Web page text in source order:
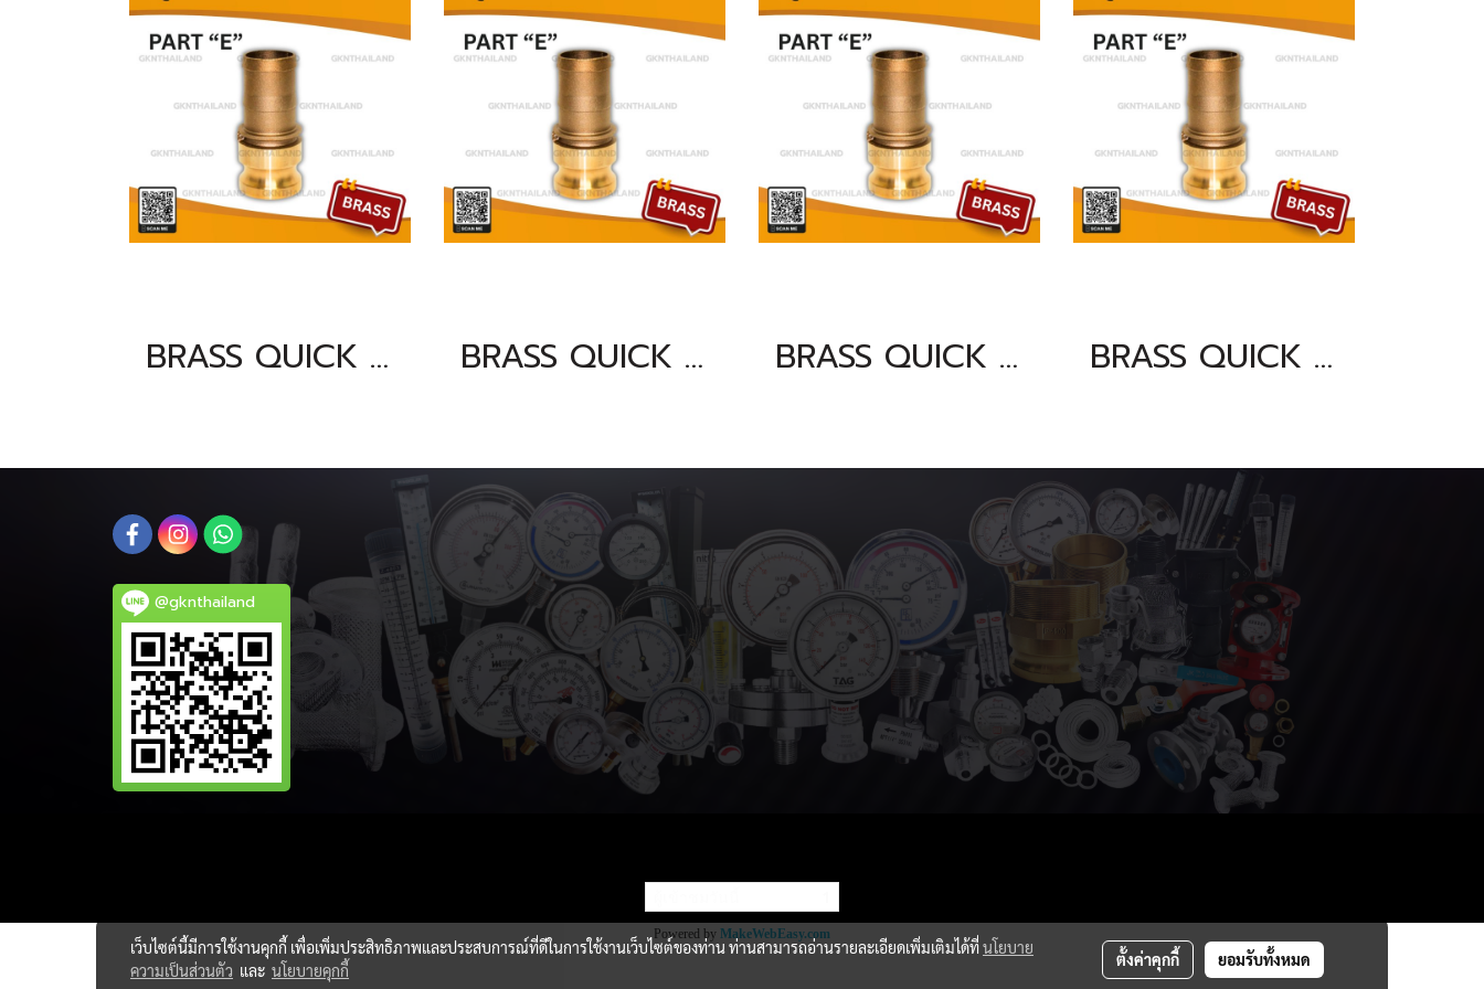
BRASS QUICK COUPLING PART "E" SIZE : 3" BRASS QUICK COUPLING PART "E" SIZE : 6" BRASS QUICK COUPLING PART "E" SIZE : 5" BRASS QUICK COUPLING PART "E" SIZE : 4"
@gknthailand
Powered by MakeWebEasy.com
เว็บไซต์นี้มีการใช้งานคุกกี้ เพื่อเพิ่มประสิทธิภาพและประสบการณ์ที่ดีในการใช้งานเว็บไซต์ของท่าน ท่านสามารถอ่านรายละเอียดเพิ่มเติมได้ที่นโยบาย
ความเป็นส่วนตัว และ นโยบายคุกกี้
ตั้งค่าคุกกี้ ยอมรับทั้งหมด